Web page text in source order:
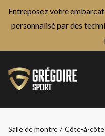
Entreposez votre
personnalisé par des
Salle de montre / Côte-à-côte